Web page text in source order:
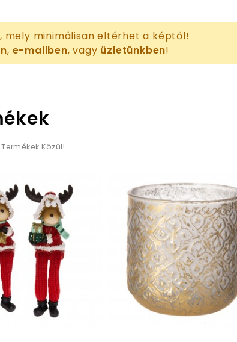
, mely minimálisan eltérhet a képtől!
, e-mailben, vagy üzletünkben!
Közül!